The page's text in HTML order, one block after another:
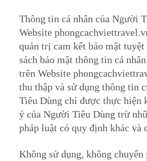
Thông tin cá nhân của Người
Website
quản trị cam kết bảo mật
sách bảo mật thông tin cá
trên Website
thu thập và sử dụng thông tin
Tiêu Dùng chỉ được thực hiện
ý của Người Tiêu Dùng trừ
pháp luật có quy định khác và
Không sử dụng, không chuyển